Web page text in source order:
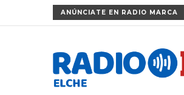
ANÚNCIATE EN RADIO MARCA